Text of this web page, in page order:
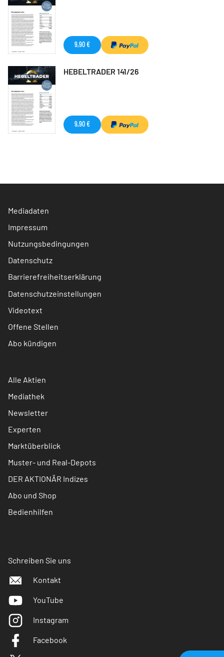
9,90 €
HEBELTRADER 141/26
9,90 €
Mediadaten
Impressum
Nutzungsbedingungen
Datenschutz
Barrierefreiheitserklärung
Datenschutzeinstellungen
Videotext
Offene Stellen
Abo kündigen
Alle Aktien
Mediathek
Newsletter
Experten
Marktüberblick
Muster- und Real-Depots
DER AKTIONÄR Indizes
Abo und Shop
Bedienhilfen
Schreiben Sie uns
Kontakt
YouTube
Instagram
Facebook